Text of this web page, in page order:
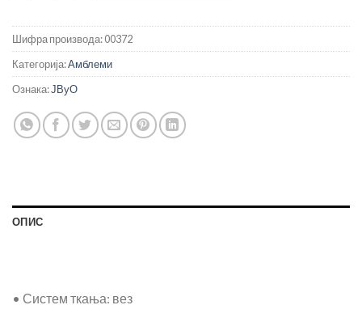
Шифра производа:00372
Категорија:Амблеми
Ознака:ЈВуО
ОПИС
• Систем ткања: вез